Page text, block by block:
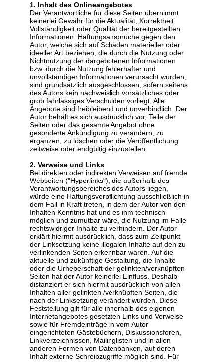
1. Inhalt des Onlineangebotes
Der Verantwortliche für diese Seiten übernimmt
keinerlei Gewähr für die Aktualität, Korrektheit,
Vollständigkeit oder Qualität der bereitgestellten
Informationen. Haftungsansprüche gegen den
Autor, welche sich auf Schäden materieller oder
ideeller Art beziehen, die durch die Nutzung oder
Nichtnutzung der dargebotenen Informationen
bzw. durch die Nutzung fehlerhafter und
unvollständiger Informationen verursacht wurden,
sind grundsätzlich ausgeschlossen, sofern seitens
des Autors kein nachweislich vorsätzliches oder
grob fahrlässiges Verschulden vorliegt. Alle
Angebote sind freibleibend und unverbindlich. Der
Autor behält es sich ausdrücklich vor, Teile der
Seiten oder das gesamte Angebot ohne
gesonderte Ankündigung zu verändern, zu
ergänzen, zu löschen oder die Veröffentlichung
zeitweise oder endgültig einzustellen.
2. Verweise und Links
Bei direkten oder indirekten Verweisen auf fremde
Webseiten ("Hyperlinks"), die außerhalb des
Verantwortungsbereiches des Autors liegen,
würde eine Haftungsverpflichtung ausschließlich in
dem Fall in Kraft treten, in dem der Autor von den
Inhalten Kenntnis hat und es ihm technisch
möglich und zumutbar wäre, die Nutzung im Falle
rechtswidriger Inhalte zu verhindern. Der Autor
erklärt hiermit ausdrücklich, dass zum Zeitpunkt
der Linksetzung keine illegalen Inhalte auf den zu
verlinkenden Seiten erkennbar waren. Auf die
aktuelle und zukünftige Gestaltung, die Inhalte
oder die Urheberschaft der gelinkten/verknüpften
Seiten hat der Autor keinerlei Einfluss. Deshalb
distanziert er sich hiermit ausdrücklich von allen
Inhalten aller gelinkten /verknüpften Seiten, die
nach der Linksetzung verändert wurden. Diese
Feststellung gilt für alle innerhalb des eigenen
Internetangebotes gesetzten Links und Verweise
sowie für Fremdeinträge in vom Autor
eingerichteten Gästebüchern, Diskussionsforen,
Linkverzeichnissen, Mailinglisten und in allen
anderen Formen von Datenbanken, auf deren
Inhalt externe Schreibzugriffe möglich sind. Für